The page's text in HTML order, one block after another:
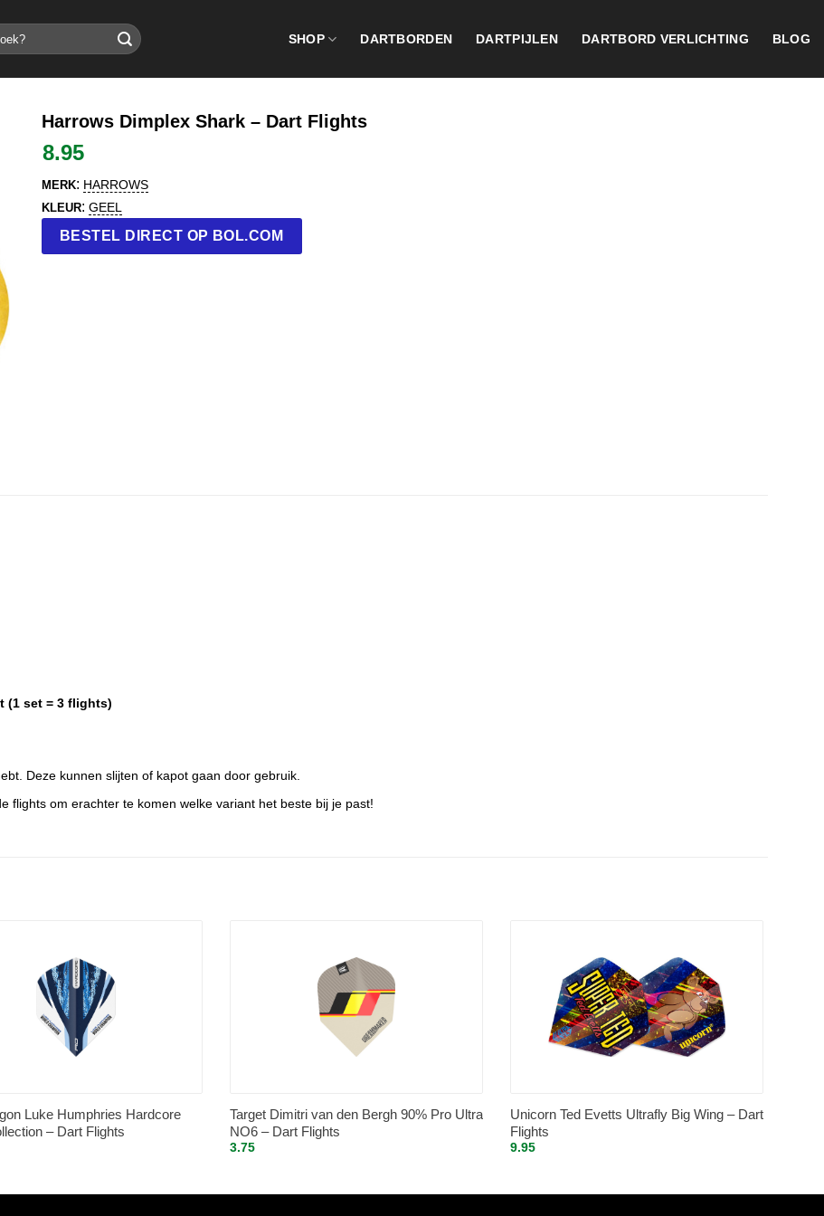
SHOP DARTBORDEN DARTPIJLEN DARTBORD VERLICHTING BLOG
Harrows Dimplex Shark – Dart Flights
8.95
MERK: HARROWS
KLEUR: GEEL
BESTEL DIRECT OP BOL.COM
(1 set = 3 flights)
Deze kunnen slijten of kapot gaan door gebruik.
flights om erachter te komen welke variant het beste bij je past!
Luke Humphries Hardcore
– Dart Flights
Target Dimitri van den Bergh 90% Pro Ultra
NO6 – Dart Flights
3.75
Unicorn Ted Evetts Ultrafly Big Wing – Dart
Flights
9.95